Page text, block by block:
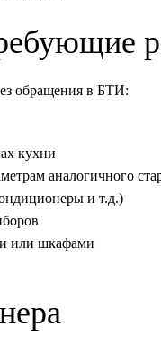
обращения в БТИ:
кухни
аналогичного
и т.д.)
или шкафами